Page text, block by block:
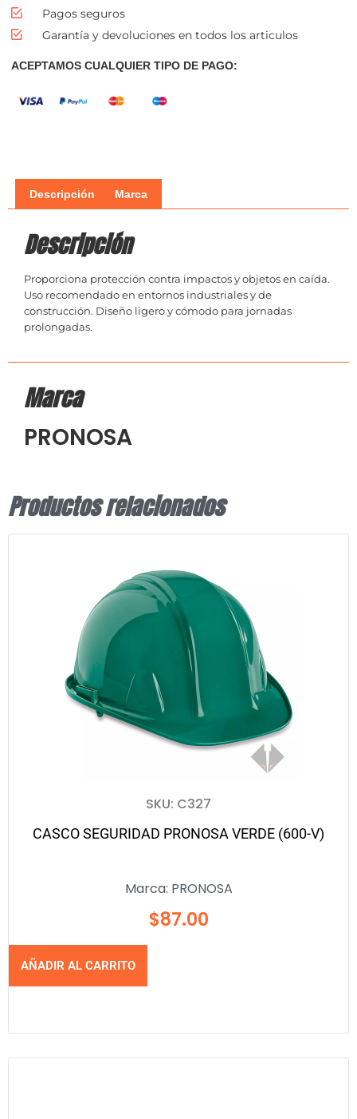
Pagos seguros
Garantía y devoluciones en todos los articulos
ACEPTAMOS CUALQUIER TIPO DE PAGO:
Descripción Marca
Descripción
Proporciona protección contra impactos y objetos en caída.
Uso recomendado en entornos industriales y de
construcción. Diseño ligero y cómodo para jornadas
prolongadas.
Marca
PRONOSA
Productos relacionados
SKU: C327
CASCO SEGURIDAD PRONOSA VERDE (600-V)
Marca: PRONOSA
$87.00
AÑADIR AL CARRITO